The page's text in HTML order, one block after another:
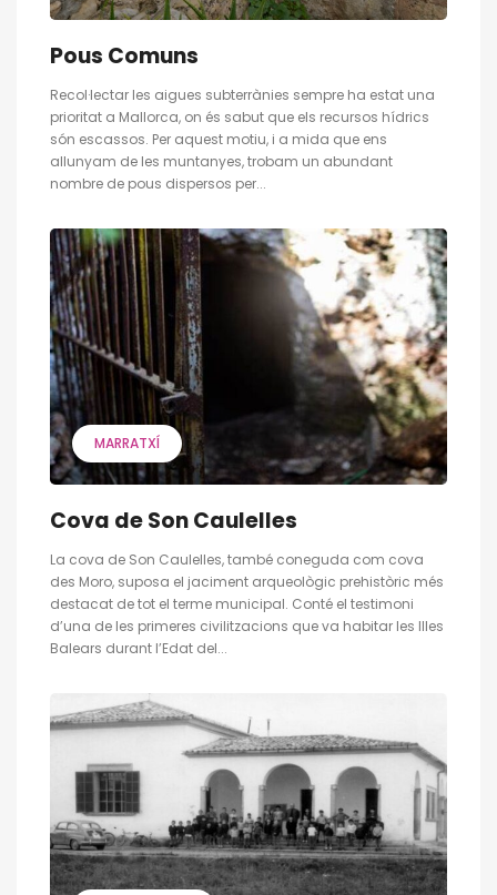
Pous Comuns
Recol·lectar les aigues subterrànies sempre ha estat una
prioritat a Mallorca, on és sabut que els recursos hídrics
són escassos. Per aquest motiu, i a mida que ens
allunyam de les muntanyes, trobam un abundant
nombre de pous dispersos per...
MARRATXÍ
Cova de Son Caulelles
La cova de Son Caulelles, també coneguda com cova
des Moro, suposa el jaciment arqueològic prehistòric més
destacat de tot el terme municipal. Conté el testimoni
d’una de les primeres civilitzacions que va habitar les Illes
Balears durant l’Edat del...